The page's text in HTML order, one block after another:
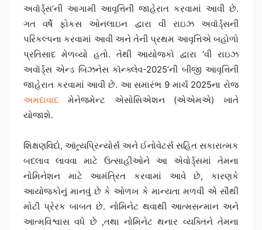
અવૉર્ડ્સ’ની આગામી આવૃત્તિની જાહેરાત કરવામાં આવી છે.
ગત વર્ષે ફોકસ ઓનલાઇન દ્વારા વી રાઇઝ અવૉર્ડ્સની
પરિકલ્પના કરવામાં આવી અને તેની પ્રથમ આવૃત્તિએ બહોળો
પ્રતિસાદ મેળવ્યો હતો. તેથી આયોજકો દ્વારા ‘વી રાઇઝ
અવૉર્ડ્સ એન્ડ બિઝનેસ કૉન્ક્લેવ-2025’ની બીજી આવૃત્તિની
જાહેરાત કરવામાં આવી છે. આ સમારંભ 9 માર્ચ 2025ના રોજ
અમદાવાદ મેનેજમેન્ટ એસોસિએશન (એએમએ) ખાતે
યોજાશે.
શિક્ષણવિદો, આંત્ર્યપ્રિન્યોર્સ અને ઈનોવેટર્સ સહિત સકારાત્મક
બદલાવ લાવવા માટે ઉત્સાહીઓને આ એવોર્ડ્સમાં તેમના
નોમિનેશન માટે આમંત્રિત કરવામાં આવે છે, કારણકે
આયોજકોનું માનવું છે કે ઓળખ કે માન્યતા મળવી એ સૌથી
મોટી પ્રેરક બાબત છે. નોમિનેટ થવાથી આત્મસન્માન અને
આત્મવિશ્વાસ વધે છે ,તથા નોમિનેટ થનાર વ્યક્તિને તેમના